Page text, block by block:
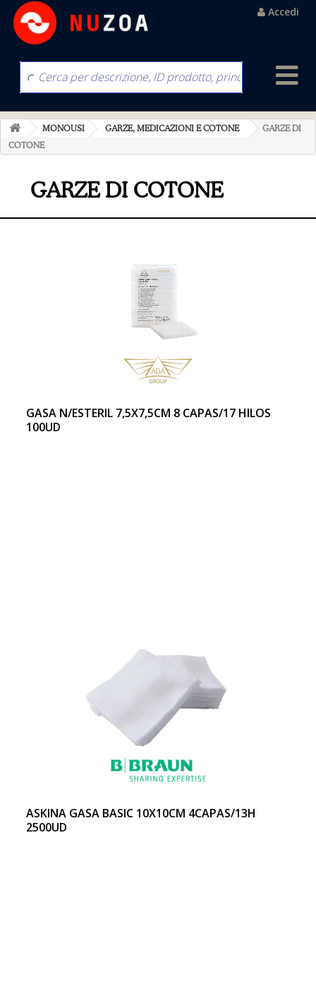
Accedi
MONOUSI GARZE, MEDICAZIONI E COTONE
GARZE DI
COTONE
GARZE DI COTONE
GASA N/ESTERIL 7,5X7,5CM 8 CAPAS/17 HILOS
100UD
ASKINA GASA BASIC 10X10CM 4CAPAS/13H
2500UD